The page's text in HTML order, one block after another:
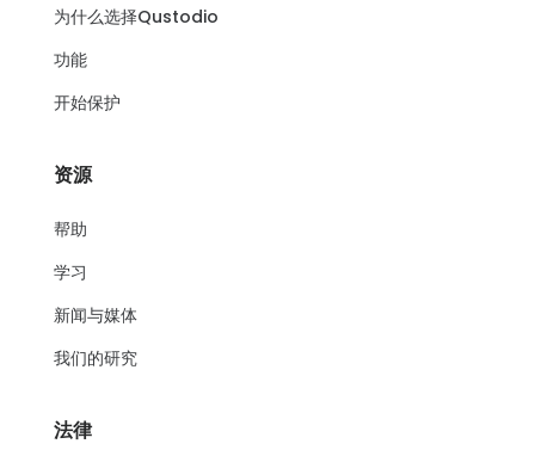
为什么选择Qustodio
功能
开始保护
资源
帮助
学习
新闻与媒体
我们的研究
法律